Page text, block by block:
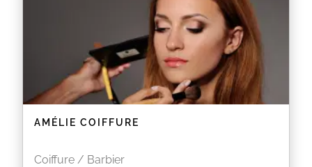
AMÉLIE COIFFURE
Coiffure / Barbier